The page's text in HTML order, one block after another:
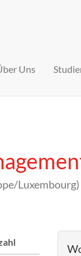
Uns
Luxembourg)